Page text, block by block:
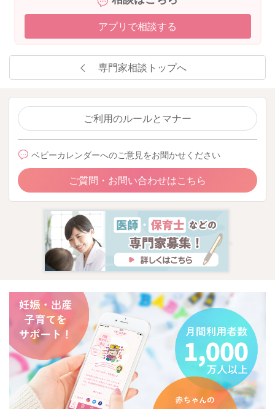
も、急に寝かしつけの方法を変えようとしても、すぐには変え
られないことがあります。一般的には、1歳を過ぎると、お子さ
んの栄養のメインは離乳食に移行すると言われていますので、
子さんが1番安心できる状況と思いますので、添い乳で寝かせて
後の授乳は控えめにしていただくなどなさってみても良いかも
しれませんね。離乳食を開始して、少しずつ全体の授乳時間や
ぱいを飲まなくても寝られるようになってくると思いますよ。
2025/10/25 9:56
アプリで相談する
専門家相談トップへ
ご利用のルールとマナー
ベビーカレンダーへのご意見をお聞かせください
ご質問・お問い合わせはこちら